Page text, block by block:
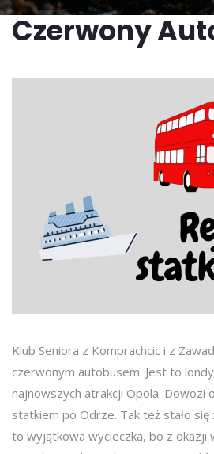
Czerwony
Klub Seniora z Komprachcic i z
czerwonym autobusem. Jest to
najnowszych atrakcji Opola. Dowozi
statkiem po Odrze. Tak też stało się
to wyjątkowa wycieczka, bo z okazji